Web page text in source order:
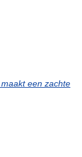
een zachte